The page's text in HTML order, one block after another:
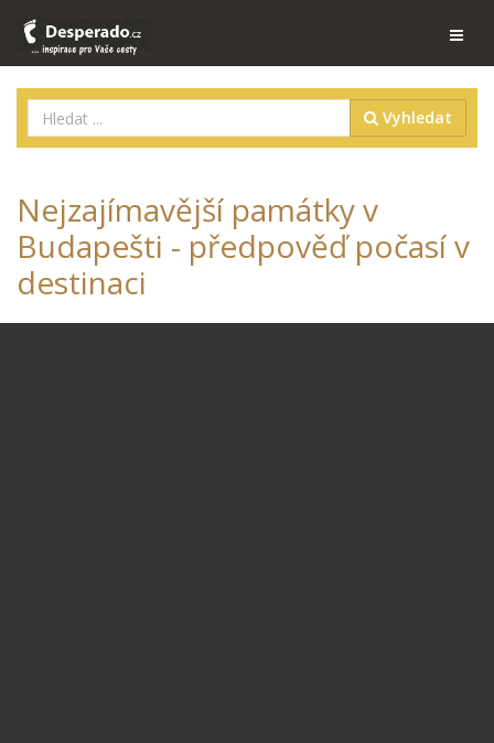
Vyhledat
Nejzajímavější památky v
Budapešti - předpověď počasí v
destinaci